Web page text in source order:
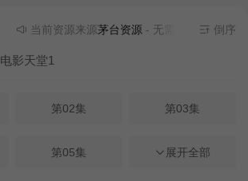
当前资源来源茅台资源- 无需安装任何插件
倒序
电影天堂1
第02集 第03集
第05集 第06集
展开全部